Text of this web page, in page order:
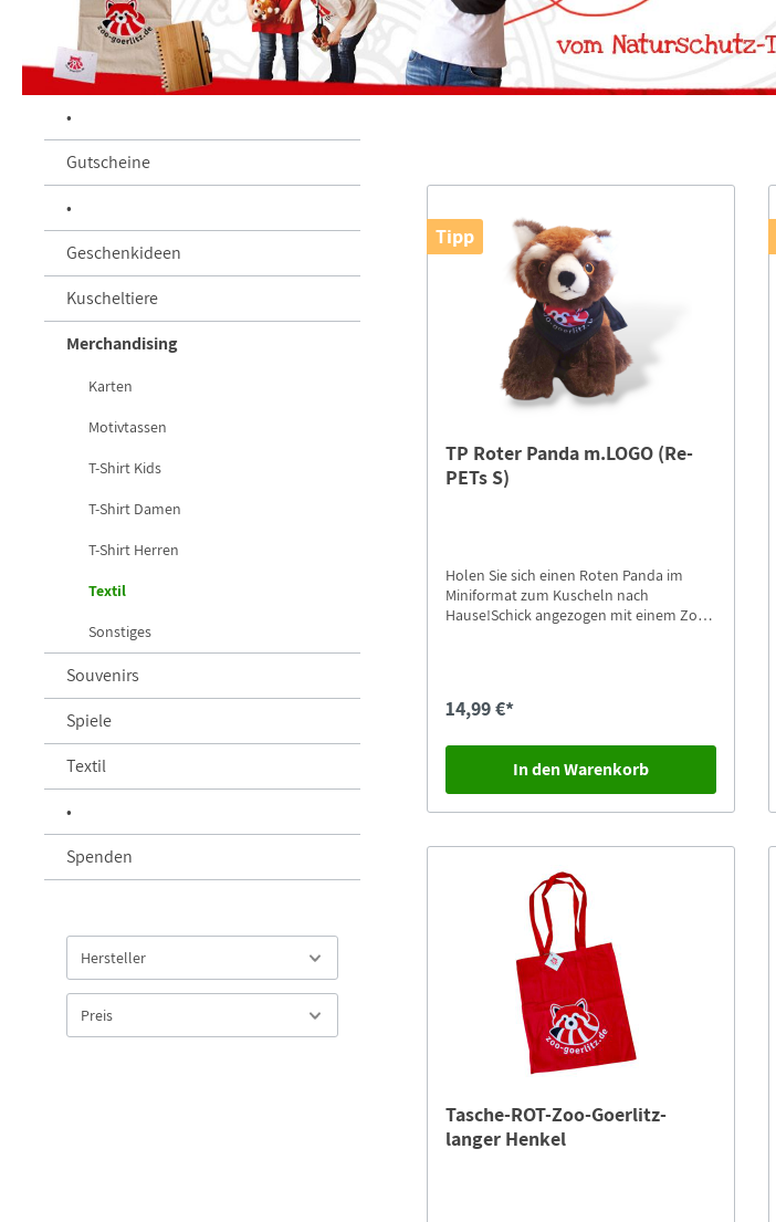
•
Gutscheine
•
Geschenkideen
Kuscheltiere
Merchandising
Karten
Motivtassen
T-Shirt Kids
T-Shirt Damen
T-Shirt Herren
Textil
Sonstiges
Souvenirs
Spiele
Textil
•
Spenden
Hersteller
Preis
Tipp
TP Roter Panda m.LOGO (Re-
PETs S)
Holen Sie sich einen Roten Panda im
Miniformat zum Kuscheln nach
Hause!Schick angezogen mit einem Zoo-
besteht aus recycelten
Shirt, bedruckt mit unserem Logo +
Schriftzug "zoo-goerlitz.de".Einzigartig
mit angenähtem Naturschutz-Tierpark
Görlitz Label!
14,99 €*
In den Warenkorb
Tasche-ROT-Zoo-Goerlitz-
langer Henkel